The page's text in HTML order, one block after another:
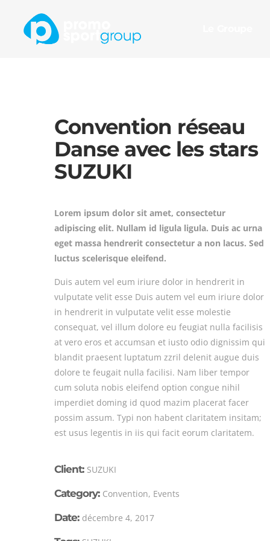
Convention réseau
Danse avec les stars
SUZUKI
Lorem ipsum dolor sit amet, consectetur
adipiscing elit. Nullam id ligula ligula. Duis ac urna
eget massa hendrerit consectetur a non lacus. Sed
luctus scelerisque eleifend.
Duis autem vel eum iriure dolor in hendrerit in
vulputate velit esse Duis autem vel eum iriure dolor
in hendrerit in vulputate velit esse molestie
consequat, vel illum dolore eu feugiat nulla facilisis
at vero eros et accumsan et iusto odio dignissim qui
blandit praesent luptatum zzril delenit augue duis
dolore te feugait nulla facilisi. Nam liber tempor
cum soluta nobis eleifend option congue nihil
imperdiet doming id quod mazim placerat facer
possim assum. Typi non habent claritatem insitam;
est usus legentis in iis qui facit eorum claritatem.
Client: SUZUKI
Category: Convention, Events
Date: décembre 4, 2017